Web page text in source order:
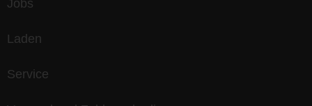
Jobs
Laden
Service